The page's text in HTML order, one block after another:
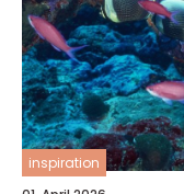
inspiration